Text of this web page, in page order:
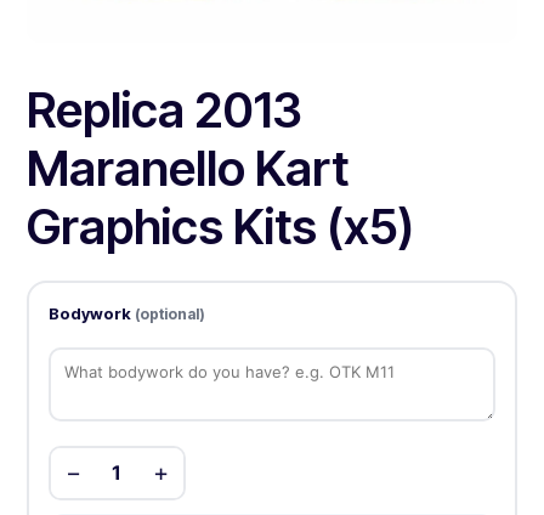
Replica 2013
Maranello Kart
Graphics Kits (x5)
Bodywork (optional)
− 1 +